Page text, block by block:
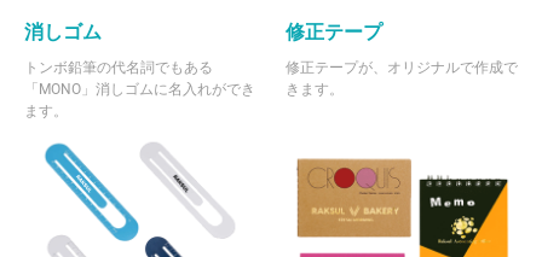
消しゴム
トンボ鉛筆の代名詞でもある
「MONO」消しゴムに名入れができ
ます。
修正テープ
修正テープが、オリジナルで作成で
きます。